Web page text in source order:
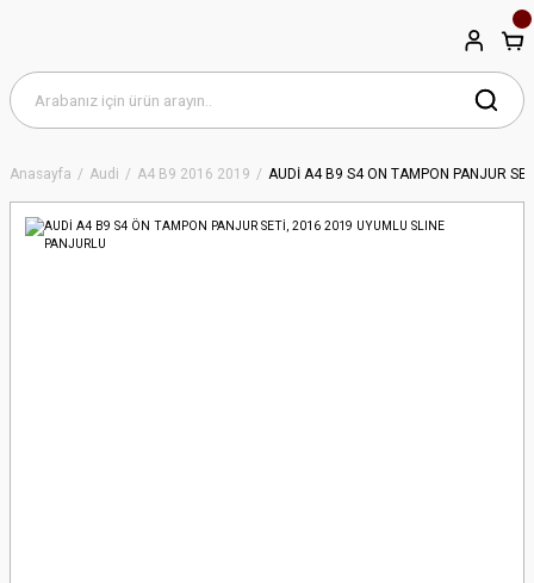
Anasayfa Audi A4 B9 2016 2019 AUDİ A4 B9 S4 ÖN TAMPON PANJUR